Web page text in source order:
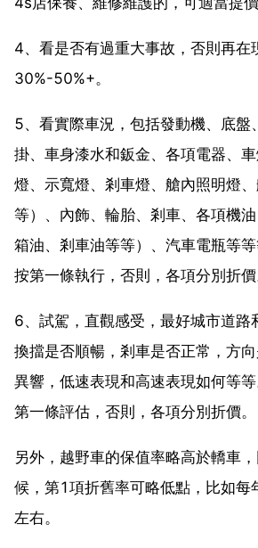
4、看是否有過重大事故，否則再在
30%-50%+。
5、看實際車況，包括發動機、底盤
掛、車身漆水和鈑金、各項電器、
燈、示寬燈、剎車燈、艙內照明燈
等）、內飾、輪胎、剎車、各項機
箱油、剎車油等等）、汽車電瓶等等
按第一條執行，否則，各項分別折價
6、試駕，直觀感受，最好城市道路
換擋是否順暢，剎車是否正常，方
異響，低速表現和高速表現如何等
第一條評估，否則，各項分別折價。
另外，越野車的保值率略高於轎車
候，第1項折舊率可略低點，比如每
左右。